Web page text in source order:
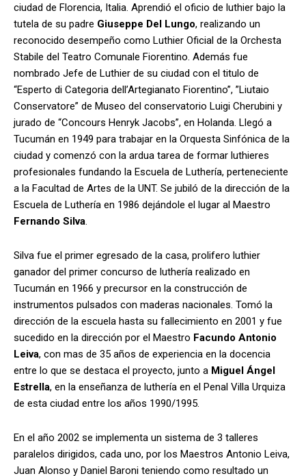
ciudad de Florencia, Italia. Aprendió el oficio de luthier bajo la
tutela de su padre Giuseppe Del Lungo, realizando un
reconocido desempeño como Luthier Oficial de la Orchesta
Stabile del Teatro Comunale Fiorentino. Además fue
nombrado Jefe de Luthier de su ciudad con el titulo de
“Esperto di Categoria dell’Artegianato Fiorentino”, ”Liutaio
Conservatore” de Museo del conservatorio Luigi Cherubini y
jurado de “Concours Henryk Jacobs”, en Holanda. Llegó a
Tucumán en 1949 para trabajar en la Orquesta Sinfónica de la
ciudad y comenzó con la ardua tarea de formar luthieres
profesionales fundando la Escuela de Luthería, perteneciente
a la Facultad de Artes de la UNT. Se jubiló de la dirección de la
Escuela de Luthería en 1986 dejándole el lugar al Maestro
Fernando Silva.
Silva fue el primer egresado de la casa, prolifero luthier
ganador del primer concurso de luthería realizado en
Tucumán en 1966 y precursor en la construcción de
instrumentos pulsados con maderas nacionales. Tomó la
dirección de la escuela hasta su fallecimiento en 2001 y fue
sucedido en la dirección por el Maestro Facundo Antonio
Leiva, con mas de 35 años de experiencia en la docencia
entre lo que se destaca el proyecto, junto a Miguel Ángel
Estrella, en la enseñanza de luthería en el Penal Villa Urquiza
de esta ciudad entre los años 1990/1995.
En el año 2002 se implementa un sistema de 3 talleres
paralelos dirigidos, cada uno, por los Maestros Antonio Leiva,
Juan Alonso y Daniel Baroni teniendo como resultado un